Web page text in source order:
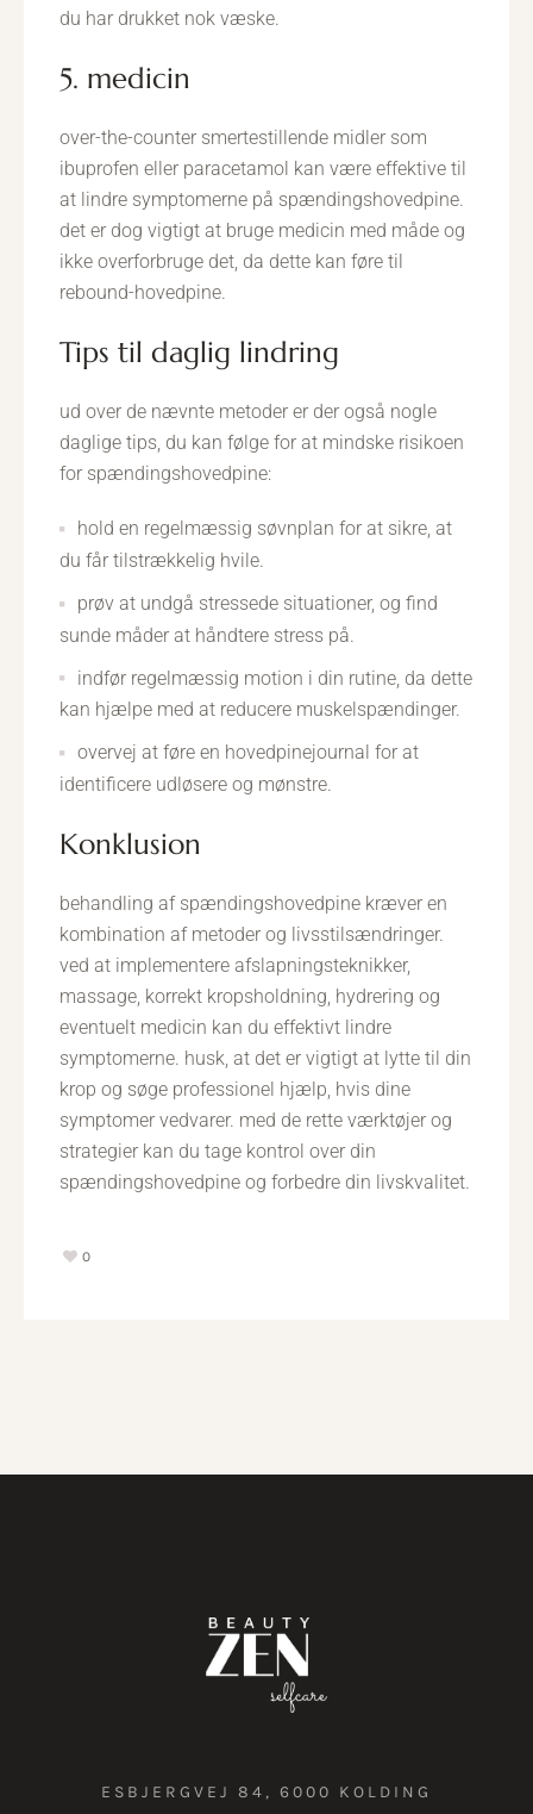
du har drukket nok væske.
5. medicin
over-the-counter smertestillende midler som
ibuprofen eller paracetamol kan være effektive til
at lindre symptomerne på spændingshovedpine.
det er dog vigtigt at bruge medicin med måde og
ikke overforbruge det, da dette kan føre til
rebound-hovedpine.
tips til daglig lindring
ud over de nævnte metoder er der også nogle
daglige tips, du kan følge for at mindske risikoen
for spændingshovedpine:
hold en regelmæssig søvnplan for at sikre, at
du får tilstrækkelig hvile.
prøv at undgå stressede situationer, og find
sunde måder at håndtere stress på.
indfør regelmæssig motion i din rutine, da dette
kan hjælpe med at reducere muskelspændinger.
overvej at føre en hovedpinejournal for at
identificere udløsere og mønstre.
konklusion
behandling af spændingshovedpine kræver en
kombination af metoder og livsstilsændringer.
ved at implementere afslapningsteknikker,
massage, korrekt kropsholdning, hydrering og
eventuelt medicin kan du effektivt lindre
symptomerne. husk, at det er vigtigt at lytte til din
krop og søge professionel hjælp, hvis dine
symptomer vedvarer. med de rette værktøjer og
strategier kan du tage kontrol over din
spændingshovedpine og forbedre din livskvalitet.
0
ESBJERGVEJ 84, 6000 KOLDING